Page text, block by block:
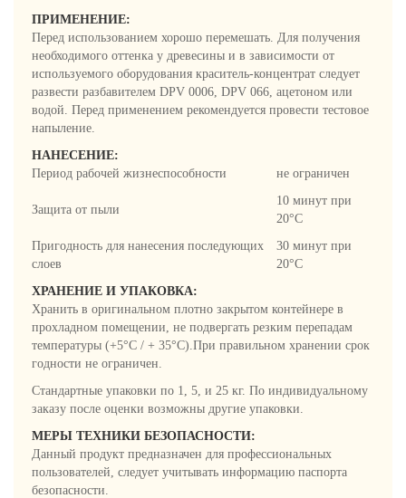
ПРИМЕНЕНИЕ:
Перед использованием хорошо перемешать. Для получения
необходимого оттенка у древесины и в зависимости от
используемого оборудования краситель-концентрат следует
развести разбавителем DPV 0006, DPV 066, ацетоном или
водой. Перед применением рекомендуется провести тестовое
напыление.
НАНЕСЕНИЕ:
Период рабочей жизнеспособности
не ограничен
Защита от пыли
10 минут при
20°C
Пригодность для нанесения последующих
слоев
30 минут при
20°C
ХРАНЕНИЕ И УПАКОВКА:
Хранить в оригинальном плотно закрытом контейнере в
прохладном помещении, не подвергать резким перепадам
температуры (+5°C / + 35°C).При правильном хранении срок
годности не ограничен.
Стандартные упаковки по 1, 5, и 25 кг. По индивидуальному
заказу после оценки возможны другие упаковки.
МЕРЫ ТЕХНИКИ БЕЗОПАСНОСТИ:
Данный продукт предназначен для профессиональных
пользователей, следует учитывать информацию паспорта
безопасности.